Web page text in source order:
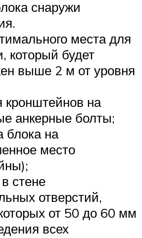
снаружи
места для
который будет
выше 2 м от уровня
кронштейнов на
анкерные болты;
блока на
место
стене
отверстий,
от 50 до 60 мм
всех